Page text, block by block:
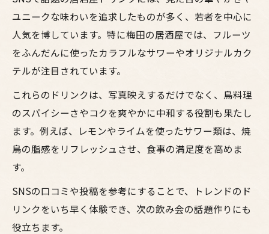
ユニークな味わいを追求したものが多く、若者を中心に
人気を博しています。特に梅田の居酒屋では、フルーツ
をふんだんに使ったカラフルなサワーやオリジナルカク
テルが注目されています。
これらのドリンクは、写真映えするだけでなく、鳥料理
のスパイシーさやコクを爽やかに中和する役割も果たし
ます。例えば、レモンやライムを使ったサワー類は、焼
鳥の脂感をリフレッシュさせ、食事の満足度を高めま
す。
SNSの口コミや投稿を参考にすることで、トレンドのド
リンクをいち早く体験でき、次の飲み会の話題作りにも
役立ちます。